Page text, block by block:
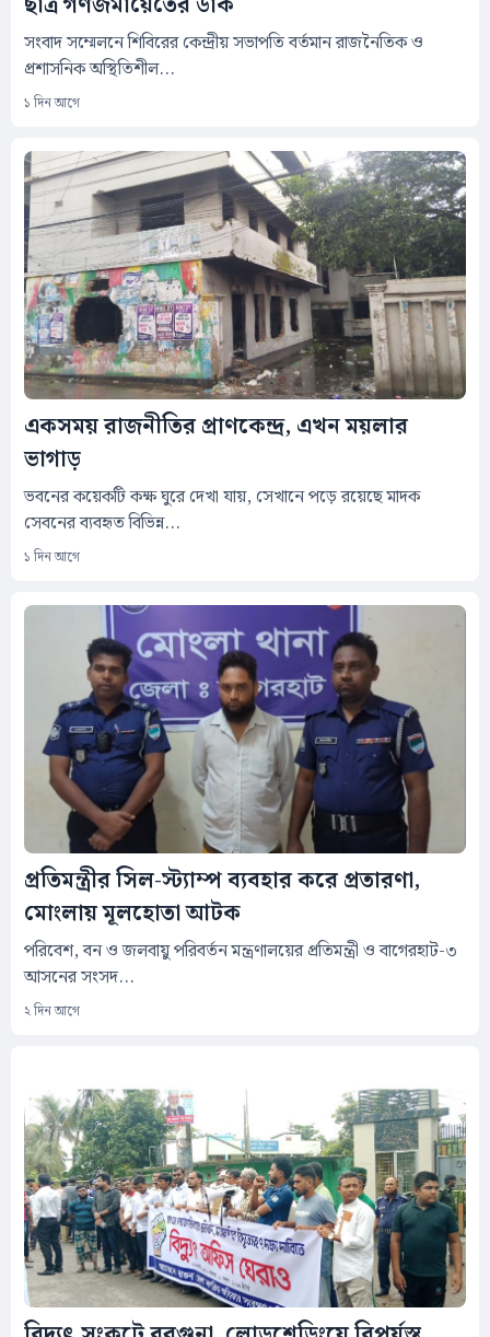
সংবাদ সম্মেলনে শিবিরের কেন্দ্রীয় সভাপতি বর্তমান রাজনৈতিক ও
প্রশাসনিক অস্থিতিশীল...
১ দিন আগে
একসময় রাজনীতির প্রাণকেন্দ্র, এখন ময়লার
ভাগাড়
ভবনের কয়েকটি কক্ষ ঘুরে দেখা যায়, সেখানে পড়ে রয়েছে মাদক
সেবনের ব্যবহৃত বিভিন্ন...
১ দিন আগে
প্রতিমন্ত্রীর সিল-স্ট্যাম্প ব্যবহার করে প্রতারণা,
মোংলায় মূলহোতা আটক
‎পরিবেশ, বন ও জলবায়ু পরিবর্তন মন্ত্রণালয়ের প্রতিমন্ত্রী ও বাগেরহাট-৩
আসনের সংসদ...
২ দিন আগে